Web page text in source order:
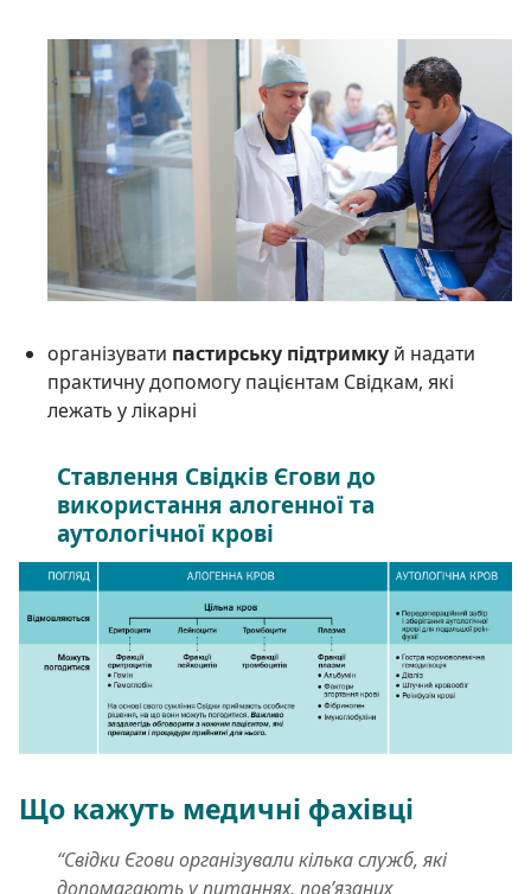
організувати пастирську підтримку й надати
практичну допомогу пацієнтам Свідкам, які
лежать у лікарні
Ставлення Свідків Єгови до
використання алогенної та
аутологічної крові
Що кажуть медичні фахівці
“Свідки Єгови організували кілька служб, які
допомагають у питаннях, пов’язаних